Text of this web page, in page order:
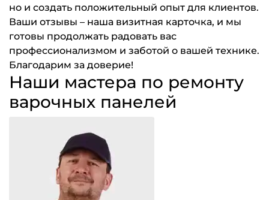
но и создать положительный опыт для клиентов.
Ваши отзывы – наша визитная карточка, и мы
готовы продолжать радовать вас
профессионализмом и заботой о вашей технике.
Благодарим за доверие!
Наши мастера по ремонту
варочных панелей